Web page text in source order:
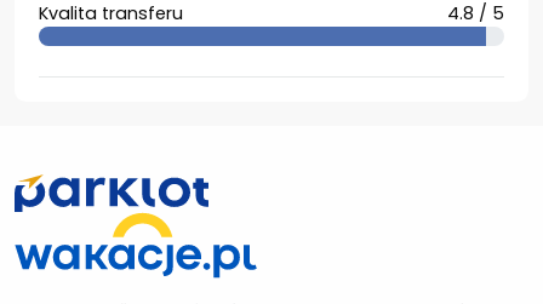
Kvalita transferu 4.8 / 5